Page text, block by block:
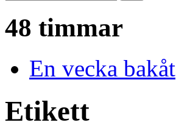
48 timmar
En vecka bakåt
Etikett